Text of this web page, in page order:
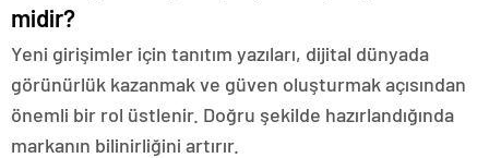
midir?
Yeni girişimler için tanıtım yazıları, dijital dünyada
görünürlük kazanmak ve güven oluşturmak açısından
önemli bir rol üstlenir. Doğru şekilde hazırlandığında
markanın bilinirliğini artırır.